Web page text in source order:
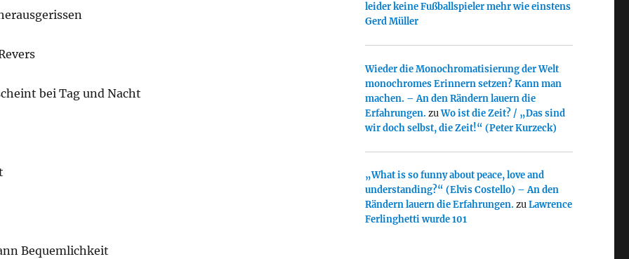
bei Tag und Nacht
Bequemlichkeit
leider keine Fußballspieler mehr wie einstens
Gerd Müller
Wieder die Monochromatisierung der Welt
monochromes Erinnern setzen? Kann man
machen. – An den Rändern lauern die
Erfahrungen. zuWo ist die Zeit? / „Das sind
wir doch selbst, die Zeit!“ (Peter Kurzeck)
„What is so funny about peace, love and
understanding?“ (Elvis Costello) – An den
Rändern lauern die Erfahrungen. zuLawrence
Ferlinghetti wurde 101